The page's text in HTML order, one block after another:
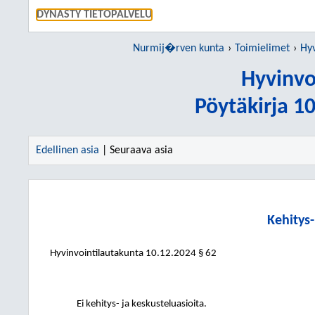
DYNASTY TIETOPALVELU
Nurmij�rven kunta Toimielimet
Pöytäkirja
Edellinen asia | Seuraava asia
Hyvinvointilautakunta 10.12.2024 § 62
Ei kehitys- ja keskusteluasioita.